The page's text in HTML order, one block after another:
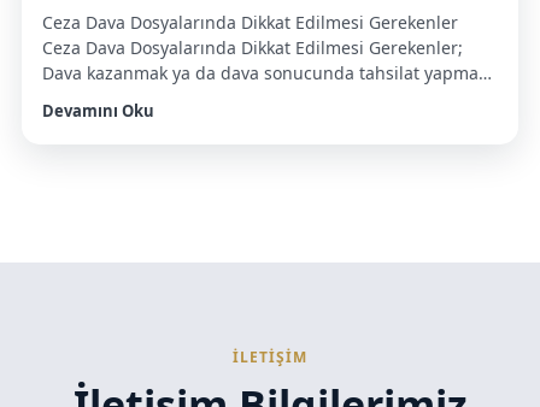
Ceza Dava Dosyalarında Dikkat Edilmesi Gerekenler
Ceza Dava Dosyalarında Dikkat Edilmesi Gerekenler;
Dava kazanmak ya da dava sonucunda tahsilat yapmak
suretiyle istenilen başarı elde edilebilir. Ancak
bunlardan daha önemli olan bir şey vardır ki o da hukuk
Devamını Oku
İLETİŞİM